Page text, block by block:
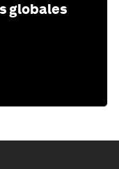
globales